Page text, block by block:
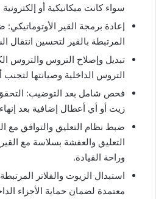
سواء كانت ميكانيكية أو
إعادة برمجة القير الأوتوماتيكي:
المرتبطة بالقير لتحسين انتقال
تبديل وإصلاح التروس والتروس
التروس الداخلية وصيانتها
فحص شامل بعد التوضيب:
زيت أو أي أعطال إضافية بعد
ضبط نظام التعليق والتوافق مع
التعليق والعفشة بسلاسة مع
وراحة القيادة.
استبدال الزيوت والفلاتر
معتمدة لضمان حماية الأجزاء